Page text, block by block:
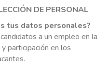
DE PERSONAL
tus datos personales?
a un empleo en la
participación en los